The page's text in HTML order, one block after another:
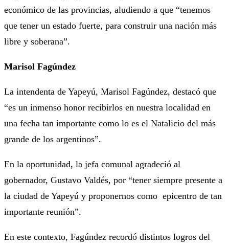
económico de las provincias, aludiendo a que “tenemos
que tener un estado fuerte, para construir una nación más
libre y soberana”.
Marisol Fagúndez
La intendenta de Yapeyú, Marisol Fagúndez, destacó que
“es un inmenso honor recibirlos en nuestra localidad en
una fecha tan importante como lo es el Natalicio del más
grande de los argentinos”.
En la oportunidad, la jefa comunal agradeció al
gobernador, Gustavo Valdés, por “tener siempre presente a
la ciudad de Yapeyú y proponernos como epicentro de tan
importante reunión”.
En este contexto, Fagúndez recordó distintos logros del